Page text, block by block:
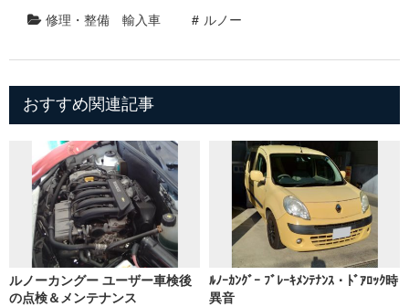
修理・整備 輸入車 ルノー
おすすめ関連記事
ルノーカングー ユーザー車検後
の点検＆メンテナンス
ﾙﾉｰｶﾝｸﾞｰ ﾌﾞﾚｰｷﾒﾝﾃﾅﾝｽ・ﾄﾞｱﾛｯｸ時
異音